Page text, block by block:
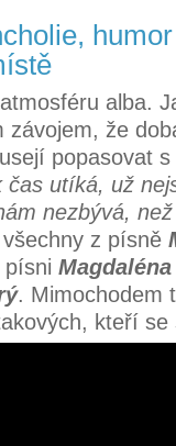
alba.
závojem, že
popasovat
čas utíká, už
nezbývá,
z písně
písni Magdaléna
. Mimochodem
kteří